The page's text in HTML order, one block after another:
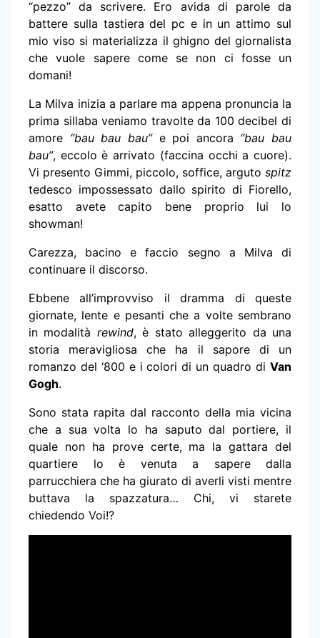
“pezzo” da scrivere. Ero avida di parole da
battere sulla tastiera del pc e in un attimo sul
mio viso si materializza il ghigno del giornalista
che vuole sapere come se non ci fosse un
domani!
La Milva inizia a parlare ma appena pronuncia la
prima sillaba veniamo travolte da 100 decibel di
amore “bau bau bau”e poi ancora “bau bau
bau”, eccolo è arrivato (faccina occhi a cuore).
Vi presento Gimmi, piccolo, soffice, arguto spitz
tedesco impossessato dallo spirito di Fiorello,
esatto avete capito bene proprio lui lo
showman!
Carezza, bacino e faccio segno a Milva di
continuare il discorso.
Ebbene all’improvviso il dramma di queste
giornate, lente e pesanti che a volte sembrano
in modalità rewind, è stato alleggerito da una
storia meravigliosa che ha il sapore di un
romanzo del ‘800 e i colori di un quadro di Van
Gogh.
Sono stata rapita dal racconto della mia vicina
che a sua volta lo ha saputo dal portiere, il
quale non ha prove certe, ma la gattara del
quartiere lo è venuta a sapere dalla
parrucchiera che ha giurato di averli visti mentre
buttava la spazzatura… Chi, vi starete
chiedendo Voi!?